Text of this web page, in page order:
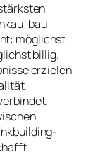
möglichst
billig.
erzielen